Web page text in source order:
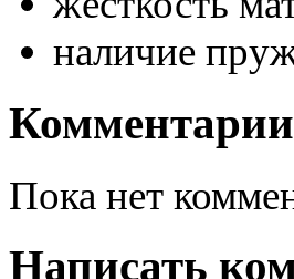
наличие
Комментарии
Пока нет
Написать